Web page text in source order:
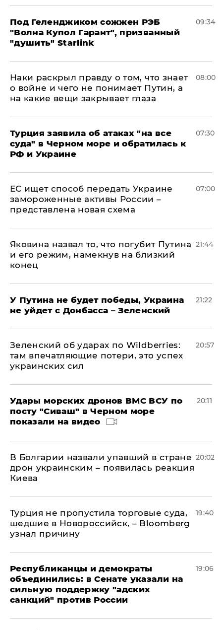
Под Геленджиком сожжен РЭБ
"Волна Купол Гарант", призванный
"душить" Starlink
09:34
Наки раскрыл правду о том, что знает
о войне и чего не понимает Путин, а
на какие вещи закрывает глаза
08:00
Турция заявила об атаках "на все
суда" в Черном море и обратилась к
РФ и Украине
07:30
ЕС ищет способ передать Украине
замороженные активы России –
представлена новая схема
07:00
Яковина назвал то, что погубит Путина
и его режим, намекнув на близкий
конец
21:44
У Путина не будет победы, Украина
не уйдет с Донбасса – Зеленский
21:22
Зеленский об ударах по Wildberries:
там впечатляющие потери, это успех
украинских сил
20:57
Удары морских дронов ВМС ВСУ по
посту "Сиваш" в Черном море
показали на видео
20:11
В Болгарии назвали упавший в стране
дрон украинским – появилась реакция
Киева
20:02
Турция не пропустила торговые суда,
шедшие в Новороссийск, – Bloomberg
узнал причину
19:40
Республиканцы и демократы
объединились: в Сенате указали на
сильную поддержку "адских
санкций" против России
19:06